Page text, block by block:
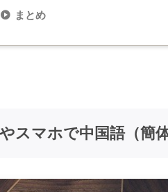
まとめ
スマホで中国語（簡